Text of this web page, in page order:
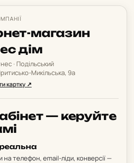
магазин
дім
· Подільський
Микільська, 9а
картку ↗
— керуйте
на телефон, email-ліди, конверсії —